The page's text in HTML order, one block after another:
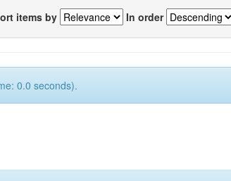
items by In order
0.0 seconds).